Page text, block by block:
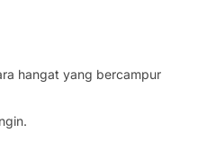
hangat yang bercampur